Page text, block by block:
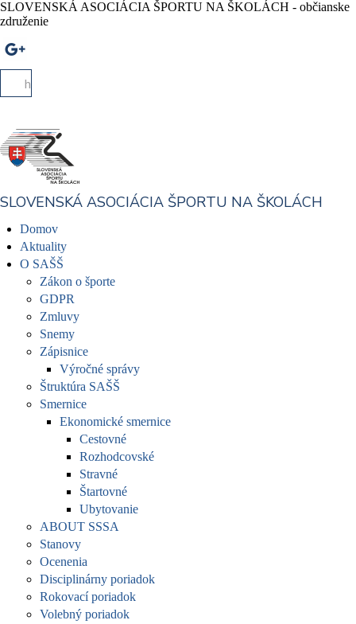
SLOVENSKÁ ASOCIÁCIA ŠPORTU NA ŠKOLÁCH - občianske
združenie
SLOVENSKÁ ASOCIÁCIA ŠPORTU NA ŠKOLÁCH
Domov
Aktuality
O SAŠŠ
Zákon o športe
GDPR
Zmluvy
Snemy
Zápisnice
Výročné správy
Štruktúra SAŠŠ
Smernice
Ekonomické smernice
Cestovné
Rozhodcovské
Stravné
Štartovné
Ubytovanie
ABOUT SSSA
Stanovy
Ocenenia
Disciplinárny poriadok
Rokovací poriadok
Volebný poriadok